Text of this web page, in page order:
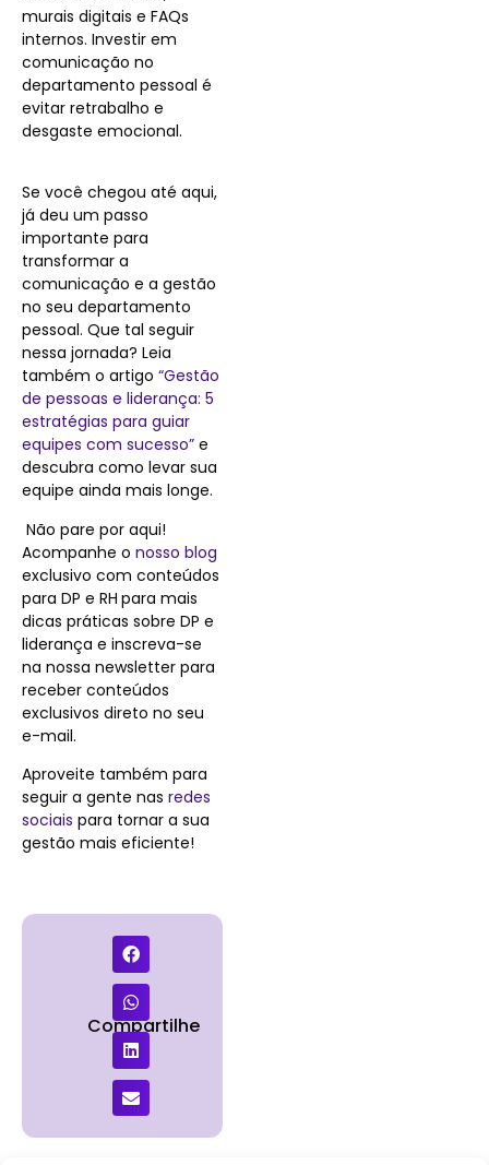
murais digitais e FAQs
internos. Investir em
comunicação no
departamento pessoal é
evitar retrabalho e
desgaste emocional.
Se você chegou até aqui,
já deu um passo
importante para
transformar a
comunicação e a gestão
no seu departamento
pessoal. Que tal seguir
nessa jornada? Leia
também o artigo “Gestão
de pessoas e liderança: 5
estratégias para guiar
equipes com sucesso” e
descubra como levar sua
equipe ainda mais longe.
Não pare por aqui!
Acompanhe o nosso blog
exclusivo com conteúdos
para DP e RH para mais
dicas práticas sobre DP e
liderança e inscreva-se
na nossa newsletter para
receber conteúdos
exclusivos direto no seu
e-mail.
Aproveite também para
seguir a gente nas redes
sociais para tornar a sua
gestão mais eficiente!
Compartilhe